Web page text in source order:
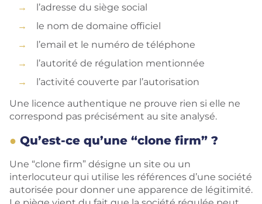
l’adresse du siège social
le nom de domaine officiel
l’email et le numéro de téléphone
l’autorité de régulation mentionnée
l’activité couverte par l’autorisation
Une licence authentique ne prouve rien si elle ne
correspond pas précisément au site analysé.
Qu’est-ce qu’une “clone firm” ?
Une “clone firm” désigne un site ou un
interlocuteur qui utilise les références d’une société
autorisée pour donner une apparence de légitimité.